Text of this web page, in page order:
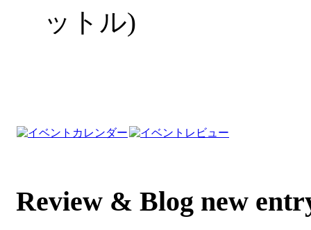
ットル)
Review & Blog new